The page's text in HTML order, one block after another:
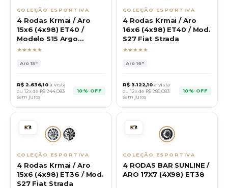
COLEÇÃO ESPORTIVA
4 Rodas Krmai / Aro
15x6 (4x98) ET40 /
Modelo S15 Argo
Trekking
★★★★★
Aro15"
R$ 2.636,10 à vista
ou 12x de R$244,083
sem juros
10% OFF
COLEÇÃO ESPORTIVA
4 Rodas Krmai / Aro
16x6 (4x98) ET40 / Mod.
S27 Fiat Strada
★★★★★
Aro16"
R$ 3.122,10 à vista
ou 12x de R$289,083
sem juros
10% OFF
COLEÇÃO ESPORTIVA
4 Rodas Krmai / Aro
15x6 (4x98) ET36 / Mod.
S27 Fiat Strada
COLEÇÃO ESPORTIVA
4 RODAS BAR SUNLINE /
ARO 17X7 (4X98) ET38